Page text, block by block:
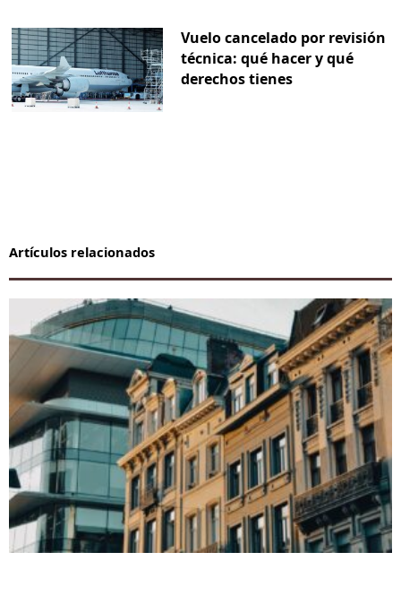
Vuelo cancelado por revisión
técnica: qué hacer y qué
derechos tienes
Artículos relacionados